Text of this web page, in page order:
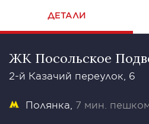
ДЕТАЛИ
ЖК Посольское
2-й Казачий переулок, 6
Полянка 7 мин.